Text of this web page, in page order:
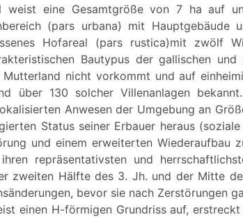
weist eine Gesamtgröße von 7 ha auf
(pars urbana) mit Hauptgebäude
Hofareal (pars rustica)mit zwölf
Bautypus der gallischen und
nicht vorkommt und auf
über 130 solcher Villenanlagen
Anwesen der Umgebung an
Status seiner Erbauer heraus
und einem erweiterten Wiederaufbau
repräsentativsten und
zweiten Hälfte des 3. Jh. und der Mitte
bevor sie nach Zerstörungen
einen H-förmigen Grundriss auf,